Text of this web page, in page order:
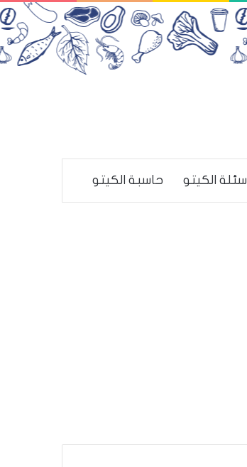
أسئلة الكيتو حاسبة الكيتو